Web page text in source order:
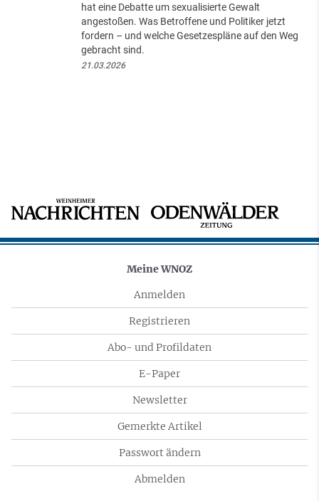
hat eine Debatte um sexualisierte Gewalt
angestoßen. Was Betroffene und Politiker jetzt
fordern – und welche Gesetzespläne auf den Weg
gebracht sind.
21.03.2026
Meine WNOZ
Anmelden
Registrieren
Abo- und Profildaten
E-Paper
Newsletter
Gemerkte Artikel
Passwort ändern
Abmelden